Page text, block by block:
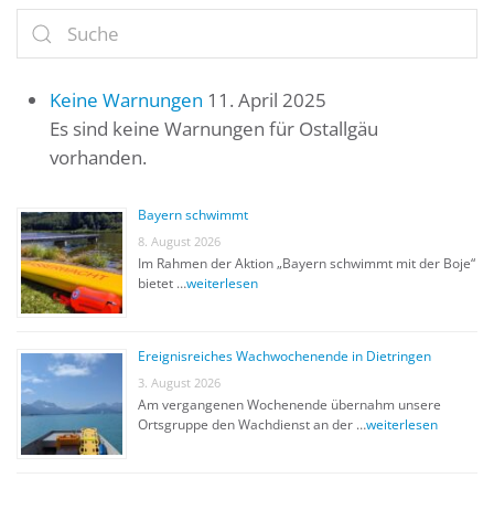
Keine Warnungen 11. April 2025
Es sind keine Warnungen für Ostallgäu
vorhanden.
Bayern schwimmt
8. August 2026
Im Rahmen der Aktion „Bayern schwimmt mit der Boje“
bietet …weiterlesen
Ereignisreiches Wachwochenende in Dietringen
3. August 2026
Am vergangenen Wochenende übernahm unsere
Ortsgruppe den Wachdienst an der …weiterlesen